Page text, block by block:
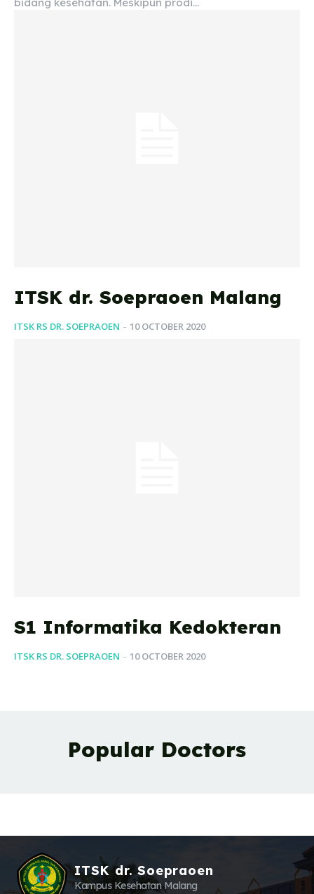
ITSK dr. Soepraoen Malang
ITSK RS DR. SOEPRAOEN - 10 OCTOBER 2020
S1 Informatika Kedokteran
ITSK RS DR. SOEPRAOEN - 10 OCTOBER 2020
Popular Doctors
ITSK dr. Soepraoen
Kampus Kesehatan Malang